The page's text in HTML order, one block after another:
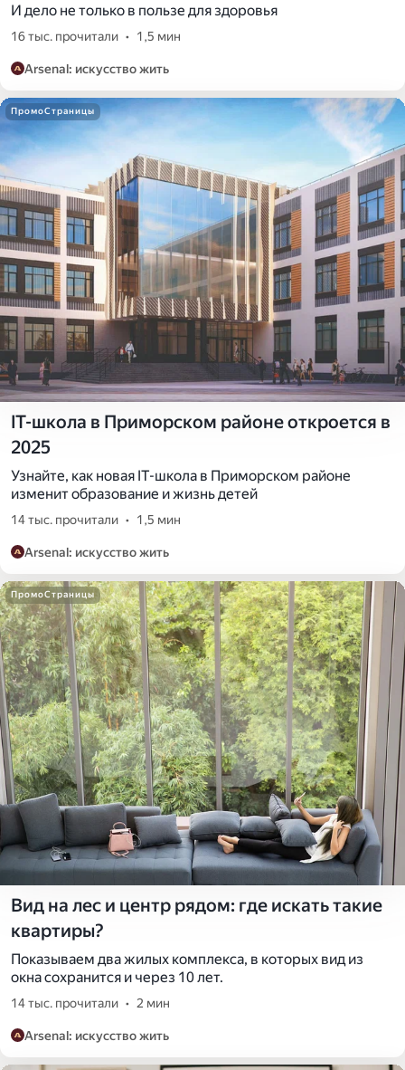
И дело не только в пользе для здоровья
16 тыс. прочитали • 1,5 мин
Arsenal: искусство жить
ПромоСтраницы
IT-школа в Приморском районе откроется в
2025
Узнайте, как новая IT-школа в Приморском районе
изменит образование и жизнь детей
14 тыс. прочитали • 1,5 мин
Arsenal: искусство жить
ПромоСтраницы
Вид на лес и центр рядом: где искать такие
квартиры?
Показываем два жилых комплекса, в которых вид из
окна сохранится и через 10 лет.
14 тыс. прочитали • 2 мин
Arsenal: искусство жить